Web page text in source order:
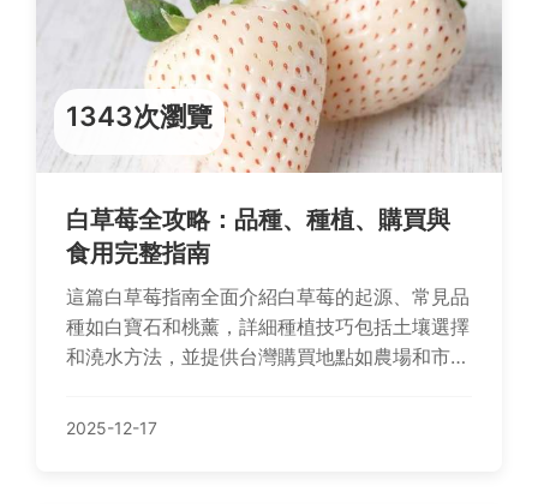
1343次瀏覽
白草莓全攻略：品種、種植、購買與
食用完整指南
這篇白草莓指南全面介紹白草莓的起源、常見品
種如白寶石和桃薰，詳細種植技巧包括土壤選擇
和澆水方法，並提供台灣購買地點如農場和市場
及常見問題解答，無論是種植新手或美食愛好者
2025-12-17